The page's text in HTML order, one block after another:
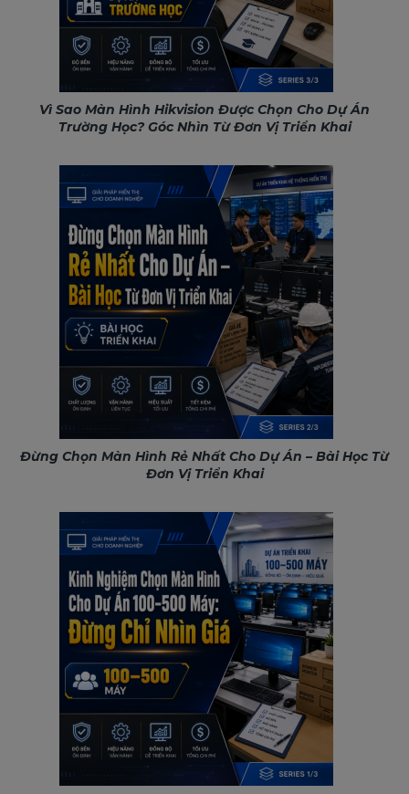
Vì Sao Màn Hình Hikvision Được Chọn Cho Dự Án
Trường Học? Góc Nhìn Từ Đơn Vị Triển Khai
Đừng Chọn Màn Hình Rẻ Nhất Cho Dự Án – Bài Học Từ
Đơn Vị Triển Khai